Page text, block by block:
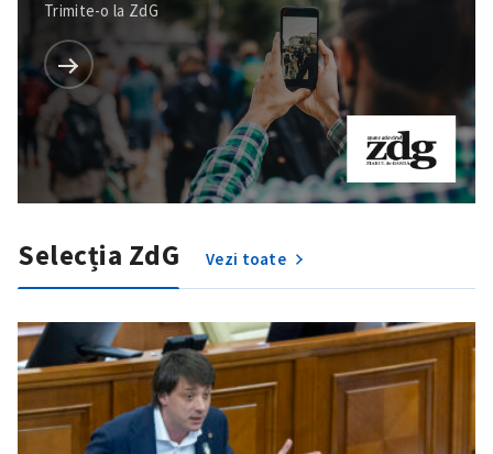
Trimite-o la ZdG
Selecția ZdG Vezi toate